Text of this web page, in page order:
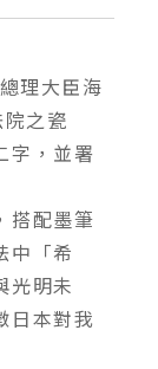
理大臣海
之瓷
字，並署
搭配墨筆
中「希
光明未
日本對我